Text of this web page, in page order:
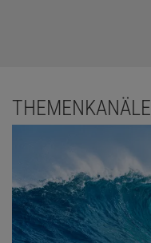
THEMENKANÄLE